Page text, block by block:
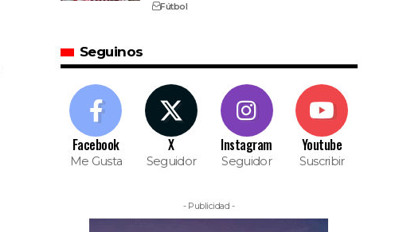
Fútbol
Seguinos
Facebook
Me Gusta
X
Seguidor
Instagram
Seguidor
Youtube
Suscribir
- Publicidad -